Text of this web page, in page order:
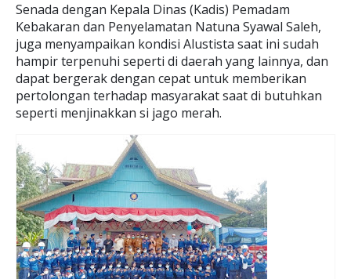
Senada dengan Kepala Dinas (Kadis) Pemadam
Kebakaran dan Penyelamatan Natuna Syawal Saleh,
juga menyampaikan kondisi Alustista saat ini sudah
hampir terpenuhi seperti di daerah yang lainnya, dan
dapat bergerak dengan cepat untuk memberikan
pertolongan terhadap masyarakat saat di butuhkan
seperti menjinakkan si jago merah.